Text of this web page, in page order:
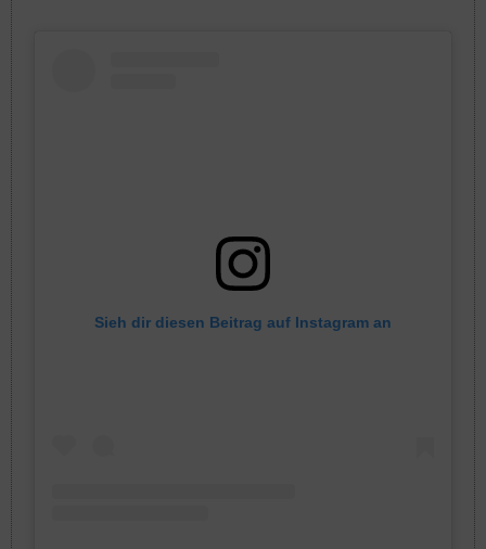
Sieh dir diesen Beitrag auf Instagram an